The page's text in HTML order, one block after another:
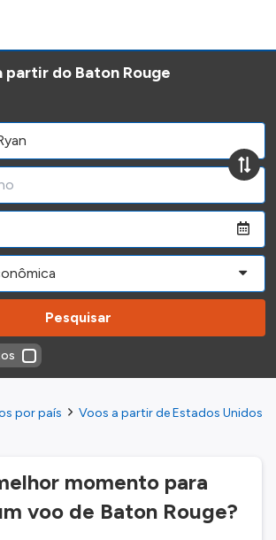
partir do Baton Rouge
Pesquisar
por país Voos a partir de Estados Unidos
momento para
voo de Baton Rouge?